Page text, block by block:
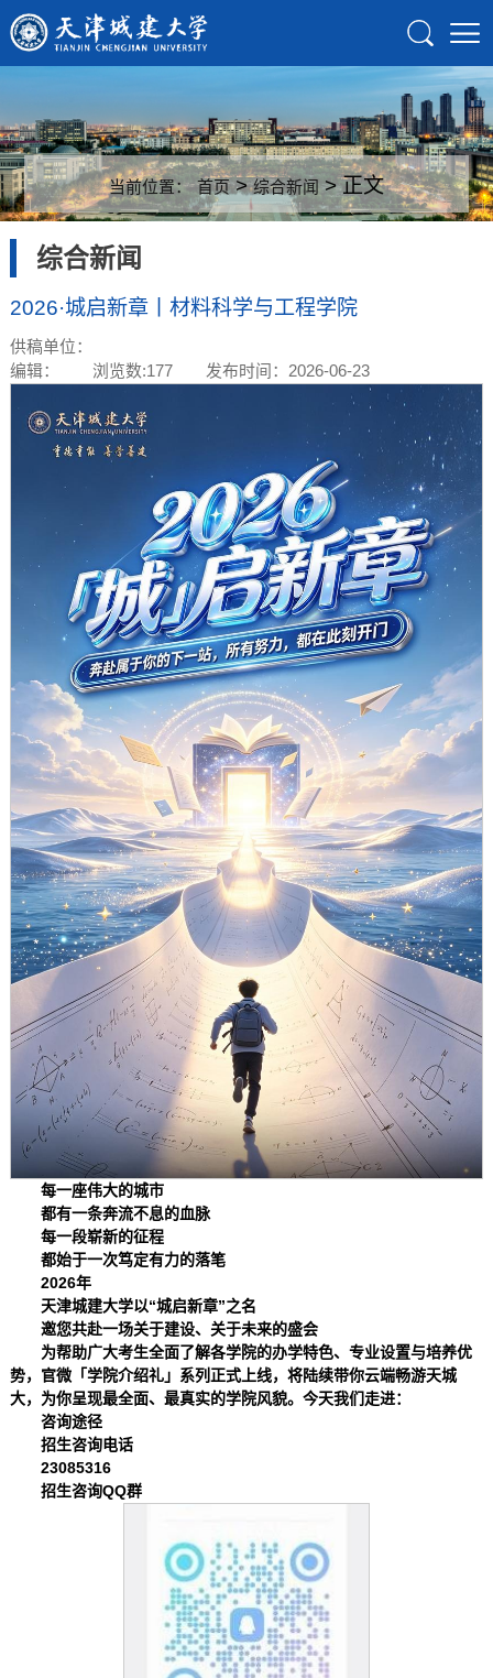
当前位置： 首页>综合新闻> 正文
综合新闻
2026·城启新章丨材料科学与工程学院
供稿单位：
编辑：
浏览数:177 发布时间：2026-06-23
每一座伟大的城市
都有一条奔流不息的血脉
每一段崭新的征程
都始于一次笃定有力的落笔
2026年
天津城建大学以“城启新章”之名
邀您共赴一场关于建设、关于未来的盛会
为帮助广大考生全面了解各学院的办学特色、专业设置与培养优
势，官微「学院介绍礼」系列正式上线，将陆续带你云端畅游天城
大，为你呈现最全面、最真实的学院风貌。今天我们走进：
咨询途径
招生咨询电话
23085316
招生咨询QQ群